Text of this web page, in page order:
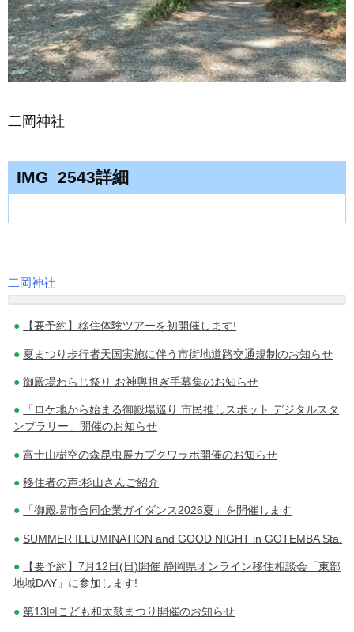
二岡神社
IMG_2543詳細
投
稿
ナ
ビ
ゲ
シ
ョ
ン
二岡神社
【要予約】移住体験ツアーを初開催します!
夏まつり歩行者天国実施に伴う市街地道路交通規制のお知らせ
御殿場わらじ祭り お神輿担ぎ手募集のお知らせ
「ロケ地から始まる御殿場巡り 市民推しスポット デジタルスタ
ンプラリー」開催のお知らせ
富士山樹空の森昆虫展カブクワラボ開催のお知らせ
移住者の声:杉山さんご紹介
「御殿場市合同企業ガイダンス2026夏」を開催します
SUMMER ILLUMINATION and GOOD NIGHT in GOTEMBA Sta.
【要予約】7月12日(日)開催 静岡県オンライン移住相談会「東部
地域DAY」に参加します!
第13回こども和太鼓まつり開催のお知らせ